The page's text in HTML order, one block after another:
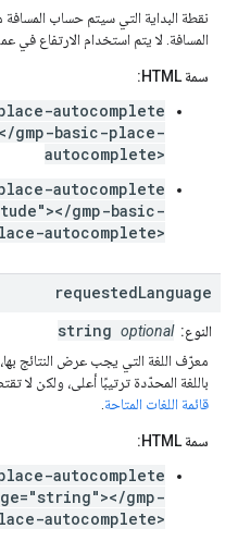
نقطة البداية التي سيتم حساب المسافة
المسافة. لا يتم استخدام الارتفاع في
سمة HTML:
autocomplete
basic-place-
autocomplete>
autocomplete
gmp-basic-
autocomplete>
requestedLanguage
النوع: string optional
معرّف اللغة التي يجب عرض النتائج
باللغة المحدّدة ترتيبًا أعلى، ولكن لا
قائمة اللغات المتاحة.
سمة HTML:
autocomplete
gmp-
autocomplete>